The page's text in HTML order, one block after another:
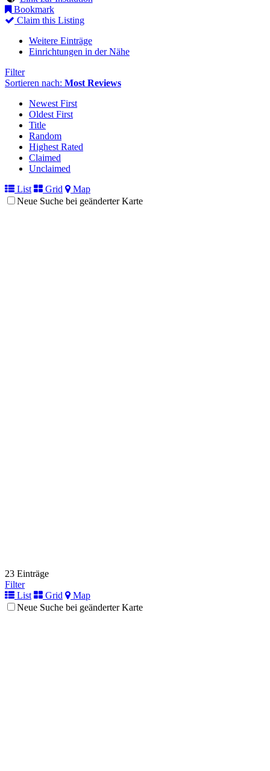
Bookmark
Claim this Listing
Weitere Einträge
Einrichtungen in der Nähe
Filter
Sortieren nach: Most Reviews
Newest First
Oldest First
Title
Random
Highest Rated
Claimed
Unclaimed
List
Grid
Map
Neue Suche bei geänderter Karte
23 Einträge
Filter
List
Grid
Map
Neue Suche bei geänderter Karte